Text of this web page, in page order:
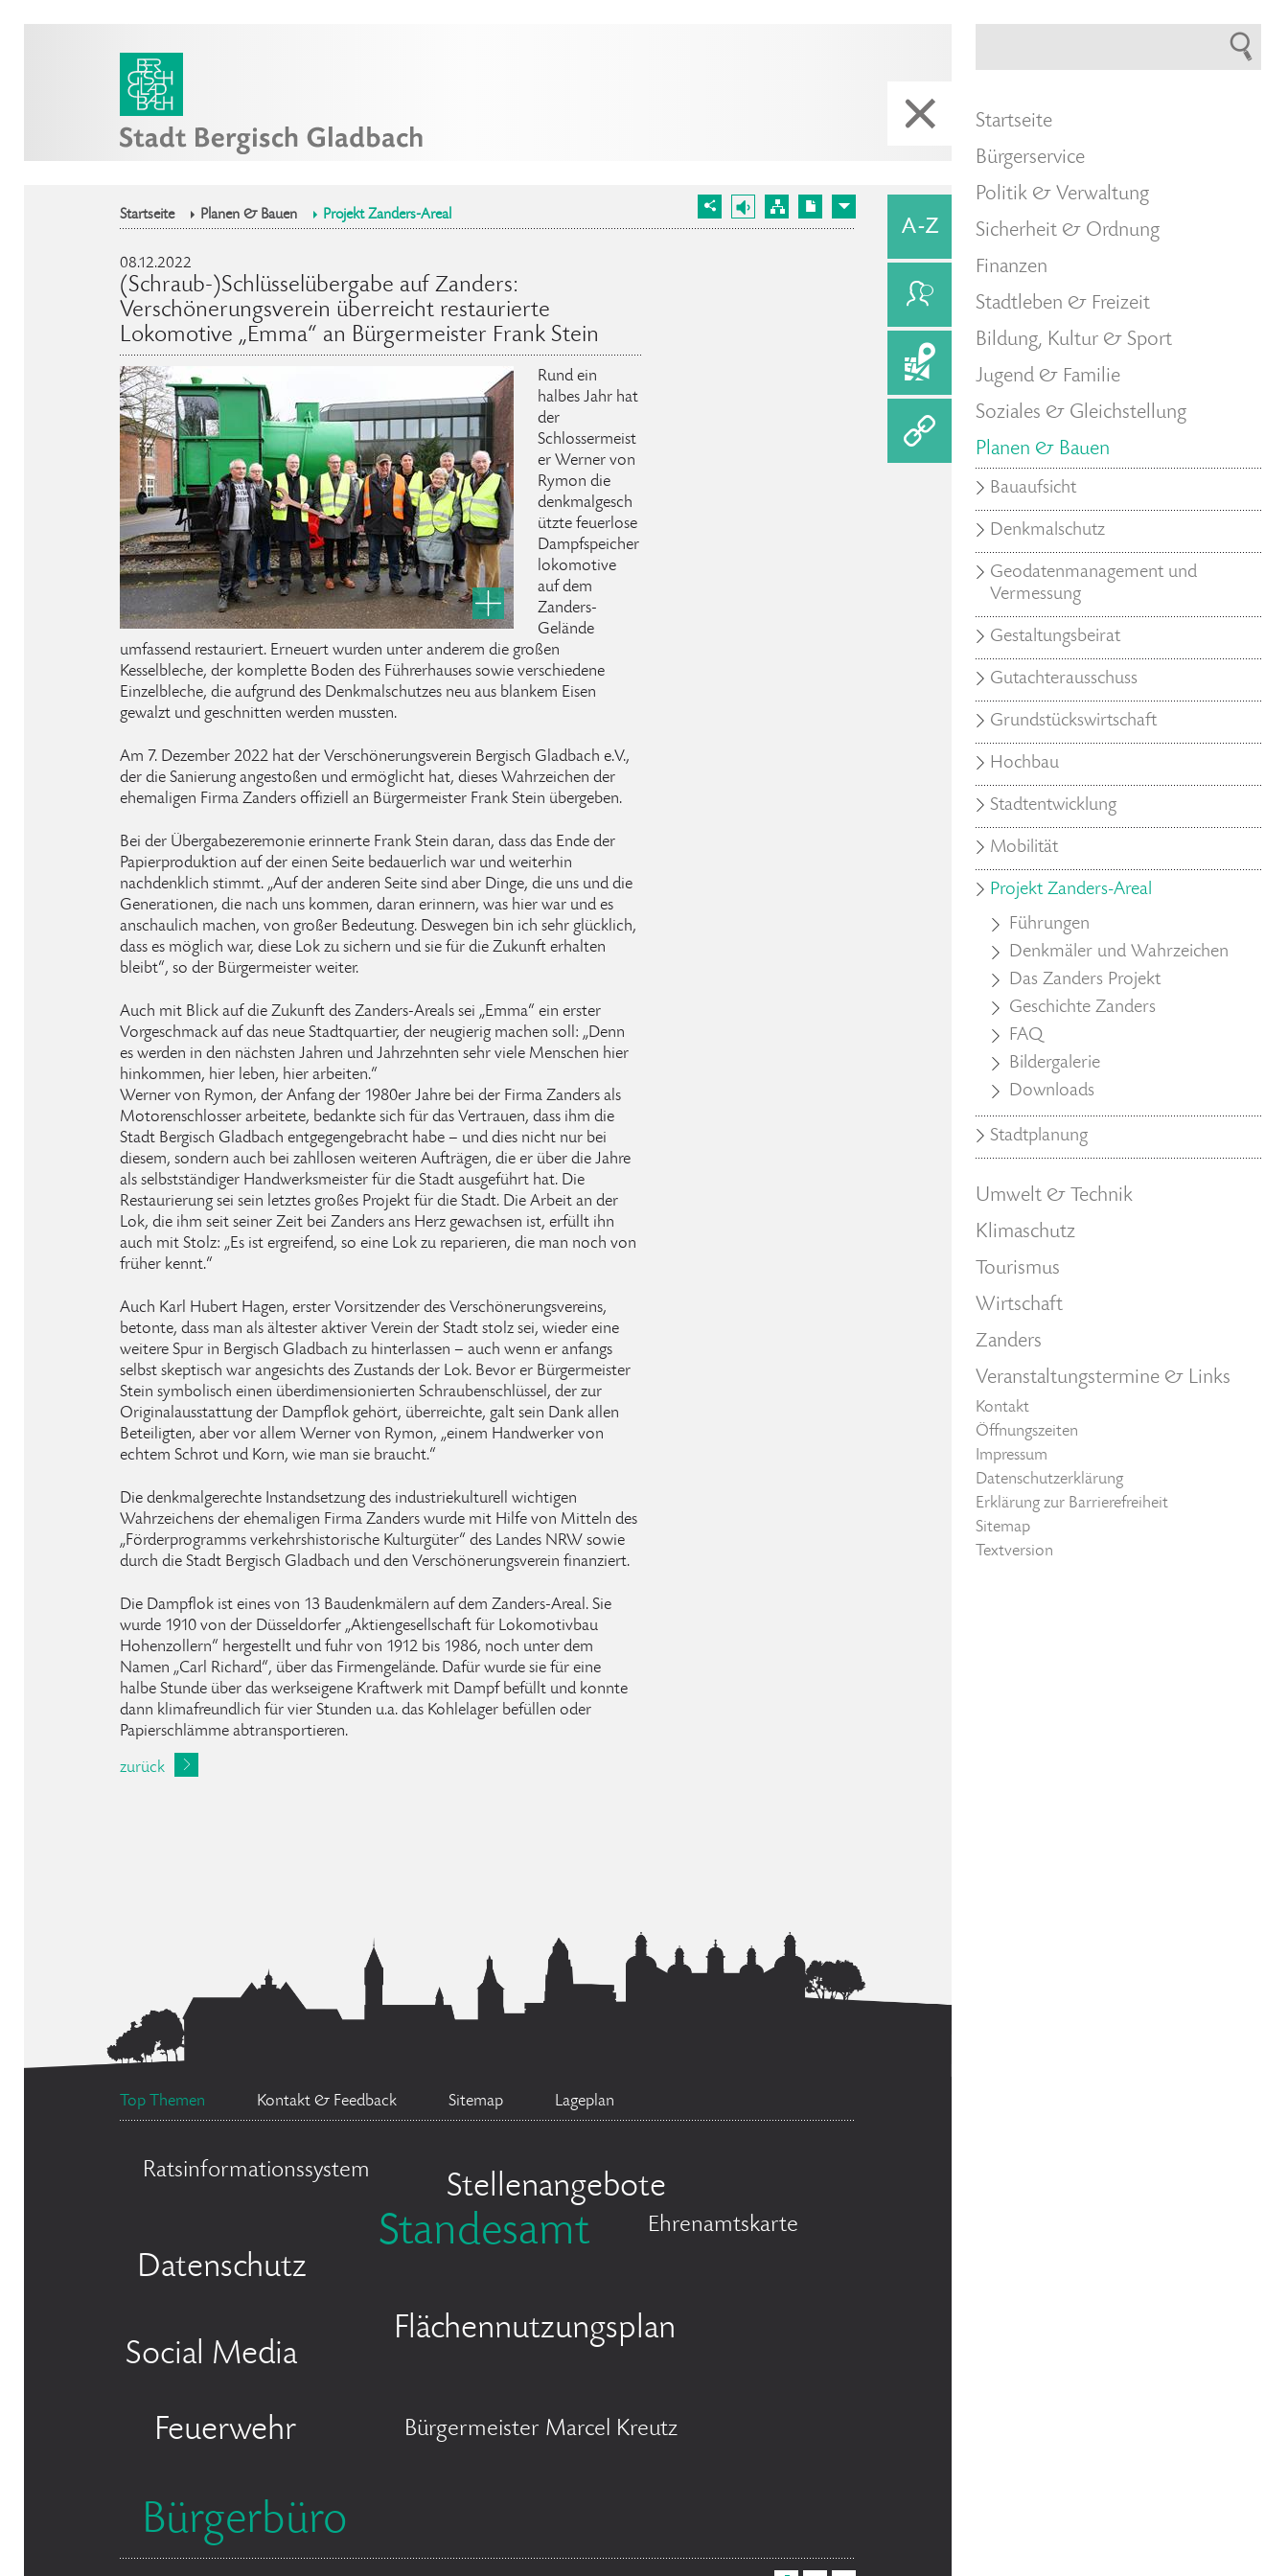
Startseite Planen & Bauen Projekt Zanders-Areal
08.12.2022
(Schraub-)Schlüsselübergabe auf Zanders:
Verschönerungsverein überreicht restaurierte
Lokomotive „Emma“ an Bürgermeister Frank Stein
Rund ein
halbes Jahr hat
der
Schlossermeist
er Werner von
Rymon die
denkmalgesch
ützte feuerlose
Dampfspeicher
lokomotive
auf dem
Zanders-
Gelände
umfassend restauriert. Erneuert wurden unter anderem die großen
Kesselbleche, der komplette Boden des Führerhauses sowie verschiedene
Einzelbleche, die aufgrund des Denkmalschutzes neu aus blankem Eisen
gewalzt und geschnitten werden mussten.
Am 7. Dezember 2022 hat der Verschönerungsverein Bergisch Gladbach e.V.,
der die Sanierung angestoßen und ermöglicht hat, dieses Wahrzeichen der
ehemaligen Firma Zanders offiziell an Bürgermeister Frank Stein übergeben.
Bei der Übergabezeremonie erinnerte Frank Stein daran, dass das Ende der
Papierproduktion auf der einen Seite bedauerlich war und weiterhin
nachdenklich stimmt. „Auf der anderen Seite sind aber Dinge, die uns und die
Generationen, die nach uns kommen, daran erinnern, was hier war und es
anschaulich machen, von großer Bedeutung. Deswegen bin ich sehr glücklich,
dass es möglich war, diese Lok zu sichern und sie für die Zukunft erhalten
bleibt“, so der Bürgermeister weiter.
Auch mit Blick auf die Zukunft des Zanders-Areals sei „Emma“ ein erster
Vorgeschmack auf das neue Stadtquartier, der neugierig machen soll: „Denn
es werden in den nächsten Jahren und Jahrzehnten sehr viele Menschen hier
hinkommen, hier leben, hier arbeiten.“
Werner von Rymon, der Anfang der 1980er Jahre bei der Firma Zanders als
Motorenschlosser arbeitete, bedankte sich für das Vertrauen, dass ihm die
Stadt Bergisch Gladbach entgegengebracht habe – und dies nicht nur bei
diesem, sondern auch bei zahllosen weiteren Aufträgen, die er über die Jahre
als selbstständiger Handwerksmeister für die Stadt ausgeführt hat. Die
Restaurierung sei sein letztes großes Projekt für die Stadt. Die Arbeit an der
Lok, die ihm seit seiner Zeit bei Zanders ans Herz gewachsen ist, erfüllt ihn
auch mit Stolz: „Es ist ergreifend, so eine Lok zu reparieren, die man noch von
früher kennt.“
Auch Karl Hubert Hagen, erster Vorsitzender des Verschönerungsvereins,
betonte, dass man als ältester aktiver Verein der Stadt stolz sei, wieder eine
weitere Spur in Bergisch Gladbach zu hinterlassen – auch wenn er anfangs
selbst skeptisch war angesichts des Zustands der Lok. Bevor er Bürgermeister
Stein symbolisch einen überdimensionierten Schraubenschlüssel, der zur
Originalausstattung der Dampflok gehört, überreichte, galt sein Dank allen
Beteiligten, aber vor allem Werner von Rymon, „einem Handwerker von
echtem Schrot und Korn, wie man sie braucht.“
Die denkmalgerechte Instandsetzung des industriekulturell wichtigen
Wahrzeichens der ehemaligen Firma Zanders wurde mit Hilfe von Mitteln des
„Förderprogramms verkehrshistorische Kulturgüter“ des Landes NRW sowie
durch die Stadt Bergisch Gladbach und den Verschönerungsverein finanziert.
Die Dampflok ist eines von 13 Baudenkmälern auf dem Zanders-Areal. Sie
wurde 1910 von der Düsseldorfer „Aktiengesellschaft für Lokomotivbau
Hohenzollern“ hergestellt und fuhr von 1912 bis 1986, noch unter dem
Namen „Carl Richard“, über das Firmengelände. Dafür wurde sie für eine
halbe Stunde über das werkseigene Kraftwerk mit Dampf befüllt und konnte
dann klimafreundlich für vier Stunden u.a. das Kohlelager befüllen oder
Papierschlämme abtransportieren.
zurück
Top Themen Kontakt & Feedback Sitemap Lageplan
Ratsinformationssystem Stellenangebote
Datenschutz
Standesamt Ehrenamtskarte
Social Media
Flächennutzungsplan
Feuerwehr Bürgermeister Marcel Kreutz
Bürgerbüro
Startseite
Bürgerservice
Politik & Verwaltung
Sicherheit & Ordnung
Finanzen
Stadtleben & Freizeit
Bildung, Kultur & Sport
Jugend & Familie
Soziales & Gleichstellung
Planen & Bauen
Bauaufsicht
Denkmalschutz
Geodatenmanagement und
Vermessung
Gestaltungsbeirat
Gutachterausschuss
Grundstückswirtschaft
Hochbau
Stadtentwicklung
Mobilität
Projekt Zanders-Areal
Führungen
Denkmäler und Wahrzeichen
Das Zanders Projekt
Geschichte Zanders
FAQ
Bildergalerie
Downloads
Stadtplanung
Umwelt & Technik
Klimaschutz
Tourismus
Wirtschaft
Zanders
Veranstaltungstermine & Links
Kontakt
Öffnungszeiten
Impressum
Datenschutzerklärung
Erklärung zur Barrierefreiheit
Sitemap
Textversion